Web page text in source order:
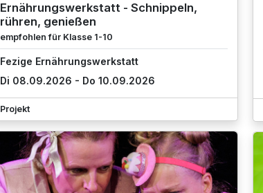
Ernährungswerkstatt - Schnippeln,
rühren, genießen
empfohlen für Klasse 1-10
Fezige Ernährungswerkstatt
Di 08.09.2026 - Do 10.09.2026
Projekt